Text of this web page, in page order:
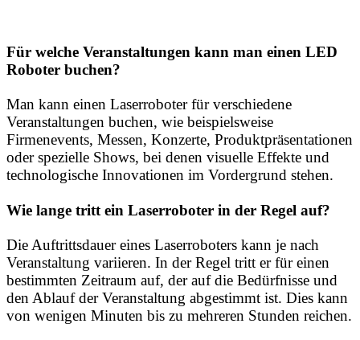
Für welche Veranstaltungen kann man einen LED
Roboter buchen?
Man kann einen Laserroboter für verschiedene
Veranstaltungen buchen, wie beispielsweise
Firmenevents, Messen, Konzerte, Produktpräsentationen
oder spezielle Shows, bei denen visuelle Effekte und
technologische Innovationen im Vordergrund stehen.
Wie lange tritt ein Laserroboter in der Regel auf?
Die Auftrittsdauer eines Laserroboters kann je nach
Veranstaltung variieren. In der Regel tritt er für einen
bestimmten Zeitraum auf, der auf die Bedürfnisse und
den Ablauf der Veranstaltung abgestimmt ist. Dies kann
von wenigen Minuten bis zu mehreren Stunden reichen.